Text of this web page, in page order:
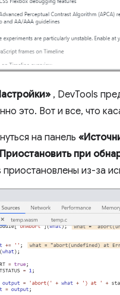
, DevTools
это. Вот и все, что
на панель
при
приостановлены из-за